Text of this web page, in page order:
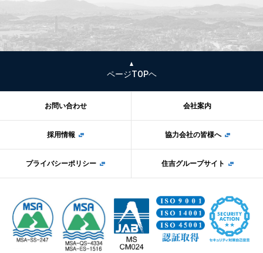
ページTOPヘ
お問い合わせ 会社案内
採用情報 協力会社の皆様へ
プライバシーポリシー 住吉グループサイト